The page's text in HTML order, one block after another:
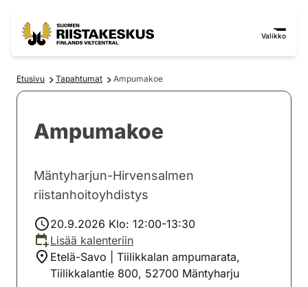
Valikko
Etusivu Tapahtumat Ampumakoe
Ampumakoe
Mäntyharjun-Hirvensalmen
riistanhoitoyhdistys
20.9.2026 Klo: 12:00-13:30
Lisää kalenteriin
Etelä-Savo | Tiilikkalan ampumarata,
Tiilikkalantie 800, 52700 Mäntyharju